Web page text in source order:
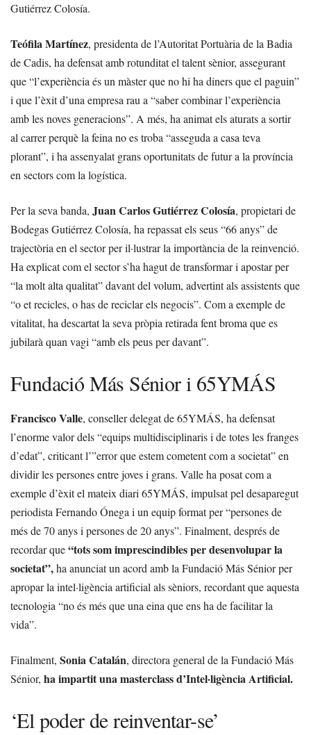
Gutiérrez Colosía.
Teófila Martínez, presidenta de l’Autoritat Portuària de la Badia
de Cadis, ha defensat amb rotunditat el talent sènior, assegurant
que “l’experiència és un màster que no hi ha diners que el paguin”
i que l’èxit d’una empresa rau a “saber combinar l’experiència
amb les noves generacions”. A més, ha animat els aturats a sortir
al carrer perquè la feina no es troba “asseguda a casa teva
plorant”, i ha assenyalat grans oportunitats de futur a la província
en sectors com la logística.
Per la seva banda, Juan Carlos Gutiérrez Colosía, propietari de
Bodegas Gutiérrez Colosía, ha repassat els seus “66 anys” de
trajectòria en el sector per il·lustrar la importància de la reinvenció.
Ha explicat com el sector s’ha hagut de transformar i apostar per
“la molt alta qualitat” davant del volum, advertint als assistents que
“o et recicles, o has de reciclar els negocis”. Com a exemple de
vitalitat, ha descartat la seva pròpia retirada fent broma que es
jubilarà quan vagi “amb els peus per davant”.
Fundació Más Sénior i 65YMÁS
Francisco Valle, conseller delegat de 65YMÁS, ha defensat
l’enorme valor dels “equips multidisciplinaris i de totes les franges
d’edat”, criticant l’”error que estem cometent com a societat” en
dividir les persones entre joves i grans. Valle ha posat com a
exemple d’èxit el mateix diari 65YMÁS, impulsat pel desaparegut
periodista Fernando Ónega i un equip format per “persones de
més de 70 anys i persones de 20 anys”. Finalment, després de
recordar que“tots som imprescindibles per desenvolupar la
societat”,ha anunciat un acord amb la Fundació Más Sénior per
apropar la intel·ligència artificial als sèniors, recordant que aquesta
tecnologia “no és més que una eina que ens ha de facilitar la
vida”.
Finalment, Sonia Catalán, directora general de la Fundació Más
Sénior, ha impartit una masterclass d’Intel·ligència Artificial.
‘El poder de reinventar-se’